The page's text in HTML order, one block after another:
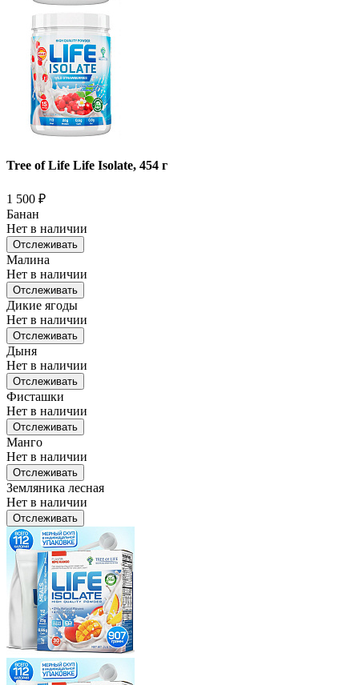
Tree of Life Life Isolate, 454 г
1 500 ₽
Банан
Нет в наличии
Отслеживать
Малина
Нет в наличии
Отслеживать
Дикие ягоды
Нет в наличии
Отслеживать
Дыня
Нет в наличии
Отслеживать
Фисташки
Нет в наличии
Отслеживать
Манго
Нет в наличии
Отслеживать
Земляника лесная
Нет в наличии
Отслеживать